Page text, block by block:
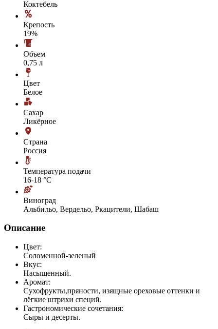
Коктебель
Крепость
19%
Объем
0,75 л
Цвет
Белое
Сахар
Ликёрное
Страна
Россия
Температура подачи
16-18 °С
Виноград
Альбильо, Вердельо, Ркацители, Шабаш
Описание
Цвет:
Соломенной-зеленый
Вкус:
Насыщенный.
Аромат:
Сухофрукты,пряности, изящные ореховые оттенки и
лёгкие штрихи специй.
Гастрономические сочетания:
Сыры и десерты.